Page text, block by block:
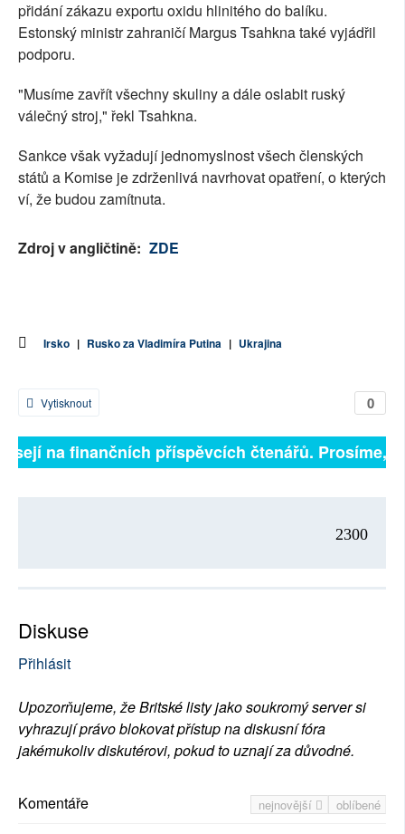
přidání zákazu exportu oxidu hlinitého do balíku.
Estonský ministr zahraničí Margus Tsahkna také vyjádřil
podporu.
"Musíme zavřít všechny skuliny a dále oslabit ruský
válečný stroj," řekl Tsahkna.
Sankce však vyžadují jednomyslnost všech členských
států a Komise je zdrženlivá navrhovat opatření, o kterých
ví, že budou zamítnuta.
Zdroj v angličtině: ZDE
Irsko | Rusko za Vladimíra Putina | Ukrajina
0
Vytisknout
na finančních příspěvcích čtenářů. Prosíme,
2300
Diskuse
Přihlásit
Upozorňujeme, že Britské listy jako soukromý server si
vyhrazují právo blokovat přístup na diskusní fóra
jakémukoliv diskutérovi, pokud to uznají za důvodné.
nejnovější oblíbené
Komentáře